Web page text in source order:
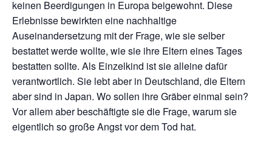
keinen Beerdigungen in Europa beigewohnt. Diese
Erlebnisse bewirkten eine nachhaltige
Auseinandersetzung mit der Frage, wie sie selber
bestattet werde wollte, wie sie ihre Eltern eines Tages
bestatten sollte. Als Einzelkind ist sie alleine dafür
verantwortlich. Sie lebt aber in Deutschland, die Eltern
aber sind in Japan. Wo sollen ihre Gräber einmal sein?
Vor allem aber beschäftigte sie die Frage, warum sie
eigentlich so große Angst vor dem Tod hat.